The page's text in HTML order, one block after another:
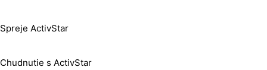
Spreje ActivStar
Chudnutie s ActivStar